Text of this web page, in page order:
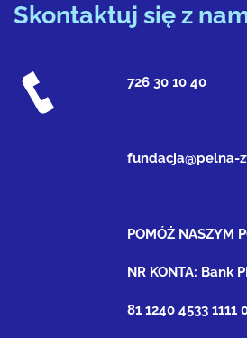
Skontaktuj się z
726 30 10 40
fundacja@pelna-
POMÓŻ NASZYM
NR KONTA: Bank
81 1240 4533 1111